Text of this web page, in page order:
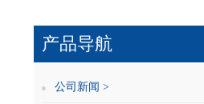
产品导航
公司新闻 >